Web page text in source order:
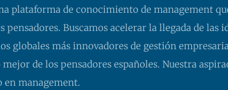
plataforma de conocimiento de management
pensadores. Buscamos acelerar la llegada de las
globales más innovadores de gestión
de los pensadores españoles. Nuestra
management.